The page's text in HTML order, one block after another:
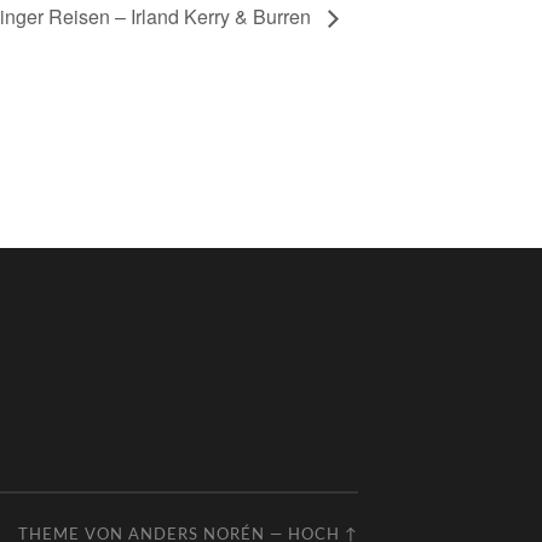
Reisen – Irland Kerry & Burren
THEME VON ANDERS NORÉN — HOCH ↑